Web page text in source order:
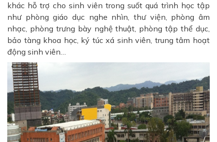
khác hỗ trợ cho sinh viên trong suốt quá trình học tập
như phòng giáo dục nghe nhìn, thư viện, phòng âm
nhạc, phòng trưng bày nghệ thuật, phòng tập thể dục,
bảo tàng khoa học, ký túc xá sinh viên, trung tâm hoạt
động sinh viên…